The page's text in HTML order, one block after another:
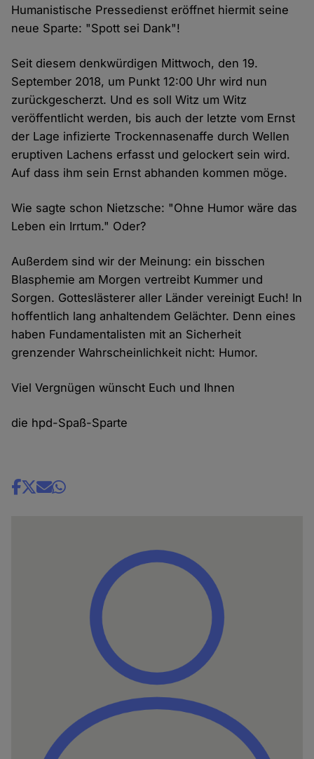
Humanistische Pressedienst eröffnet hiermit seine
neue Sparte: "Spott sei Dank"!
Seit diesem denkwürdigen Mittwoch, den 19.
September 2018, um Punkt 12:00 Uhr wird nun
zurückgescherzt. Und es soll Witz um Witz
veröffentlicht werden, bis auch der letzte vom Ernst
der Lage infizierte Trockennasenaffe durch Wellen
eruptiven Lachens erfasst und gelockert sein wird.
Auf dass ihm sein Ernst abhanden kommen möge.
Wie sagte schon Nietzsche: "Ohne Humor wäre das
Leben ein Irrtum." Oder?
Außerdem sind wir der Meinung: ein bisschen
Blasphemie am Morgen vertreibt Kummer und
Sorgen. Gotteslästerer aller Länder vereinigt Euch! In
hoffentlich lang anhaltendem Gelächter. Denn eines
haben Fundamentalisten mit an Sicherheit
grenzender Wahrscheinlichkeit nicht: Humor.
Viel Vergnügen wünscht Euch und Ihnen
die hpd-Spaß-Sparte
Share